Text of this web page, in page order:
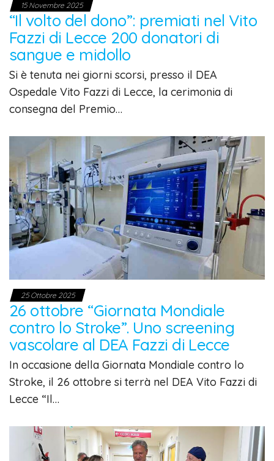
15 Novembre 2025
“Il volto del dono”: premiati nel Vito
Fazzi di Lecce 200 donatori di
sangue e midollo
Si è tenuta nei giorni scorsi, presso il DEA
Ospedale Vito Fazzi di Lecce, la cerimonia di
consegna del Premio…
25 Ottobre 2025
26 ottobre “Giornata Mondiale
contro lo Stroke”. Uno screening
vascolare al DEA Fazzi di Lecce
In occasione della Giornata Mondiale contro lo
Stroke, il 26 ottobre si terrà nel DEA Vito Fazzi di
Lecce “Il…